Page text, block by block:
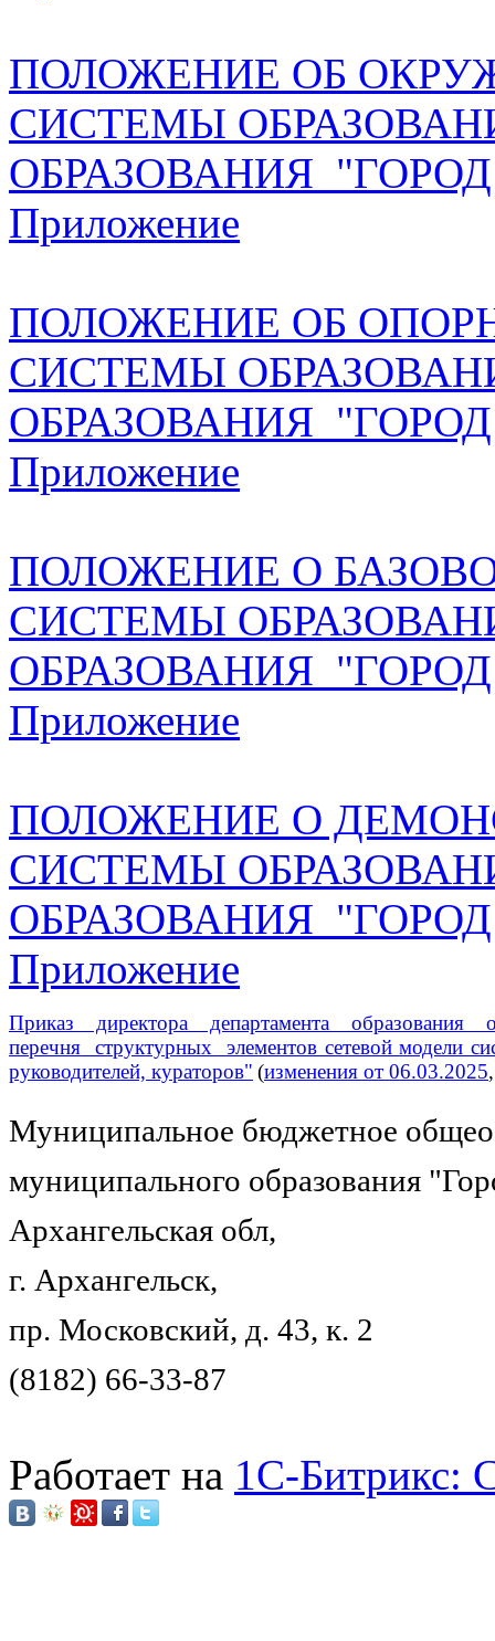
ПОЛОЖЕНИЕ ОБ
СИСТЕМЫ
ОБРАЗОВАНИЯ
Приложение
ПОЛОЖЕНИЕ ОБ
СИСТЕМЫ
ОБРАЗОВАНИЯ
Приложение
ПОЛОЖЕНИЕ О
СИСТЕМЫ
ОБРАЗОВАНИЯ
Приложение
ПОЛОЖЕНИЕ О
СИСТЕМЫ
ОБРАЗОВАНИЯ
Приложение
Приказ директора департамента
перечня структурных элементов сетевой модели
руководителей, кураторов" (изменения от 06.03.2025
Муниципальное бюджетное
муниципального образования
Архангельская обл,
г. Архангельск,
пр. Московский, д. 43, к. 2
(8182) 66-33-87
Работает на 1C-Битрикс: